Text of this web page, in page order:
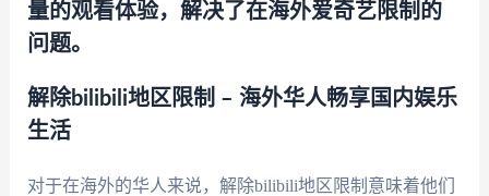
量的观看体验，解决了在海外爱奇艺限制的
问题。
解除bilibili地区限制 – 海外华人畅享国内娱乐
生活
对于在海外的华人来说，解除bilibili地区限制意味着他们